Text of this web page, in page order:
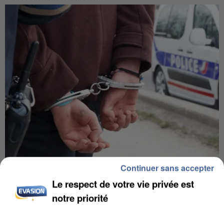
L’UN DES FONDATEURS SUPPOSÉS DE LA DZ
MAFIA INTERPELLÉ EN ALGÉRIE
Le respect de votre vie privée est
notre priorité
Continuer sans accepter